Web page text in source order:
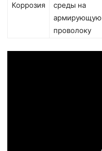
Коррозия
среды на
армирующую
проволоку